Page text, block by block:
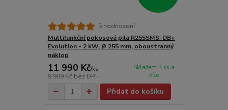
5 hodnocení
Multifunkční pokosová pila R255SMS-DB+
Evolution - 2 kW, Ø 255 mm, oboustranný
náklop
11 990 Kč/ks
9 909 Kč bez DPH
Skladem 3 ks a
více
Přidat do košíku